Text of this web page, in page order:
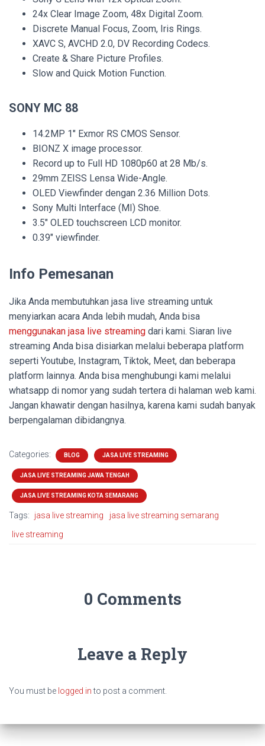
24x Clear Image Zoom, 48x Digital Zoom.
Discrete Manual Focus, Zoom, Iris Rings.
XAVC S, AVCHD 2.0, DV Recording Codecs.
Create & Share Picture Profiles.
Slow and Quick Motion Function.
SONY MC 88
14.2MP 1″ Exmor RS CMOS Sensor.
BIONZ X image processor.
Record up to Full HD 1080p60 at 28 Mb/s.
29mm ZEISS Lensa Wide-Angle.
OLED Viewfinder dengan 2.36 Million Dots.
Sony Multi Interface (MI) Shoe.
3.5″ OLED touchscreen LCD monitor.
0.39″ viewfinder.
Info Pemesanan
Jika Anda membutuhkan jasa live streaming untuk
menyiarkan acara Anda lebih mudah, Anda bisa
menggunakan jasa live streaming dari kami. Siaran live
streaming Anda bisa disiarkan melalui beberapa platform
seperti Youtube, Instagram, Tiktok, Meet, dan beberapa
platform lainnya. Anda bisa menghubungi kami melalui
whatsapp di nomor yang sudah tertera di halaman web kami.
Jangan khawatir dengan hasilnya, karena kami sudah banyak
berpengalaman dibidangnya.
Categories: BLOG JASA LIVE STREAMING
JASA LIVE STREAMING JAWA TENGAH
JASA LIVE STREAMING KOTA SEMARANG
Tags: jasa live streaming
jasa live streaming semarang
live streaming
0 Comments
Leave a Reply
You must be logged into post a comment.